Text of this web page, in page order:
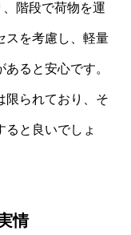
階段で荷物を運
スを考慮し、軽量
ると安心です。
限られており、そ
と良いでしょ
情